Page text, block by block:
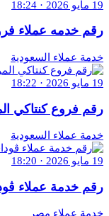
19 مايو 2026 · 18:24
رقم خدمه عملاء فروع بنك
خدمة عملاء السعودية
19 مايو 2026 · 18:22
رقم فروع كنتاكي الموحد
خدمة عملاء السعودية
19 مايو 2026 · 18:20
رقم خدمة عملاء
خدمة عملاء مصر